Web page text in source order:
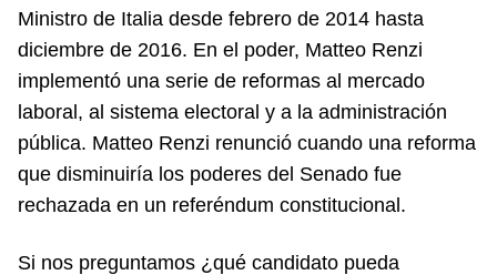
Ministro de Italia desde febrero de 2014 hasta
diciembre de 2016. En el poder, Matteo Renzi
implementó una serie de reformas al mercado
laboral, al sistema electoral y a la administración
pública. Matteo Renzi renunció cuando una reforma
que disminuiría los poderes del Senado fue
rechazada en un referéndum constitucional.
Si nos preguntamos ¿qué candidato pueda